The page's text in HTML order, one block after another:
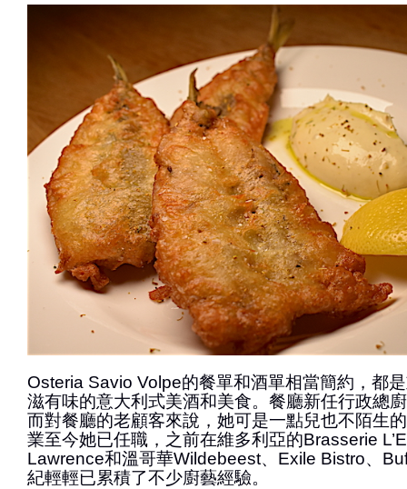
Osteria Savio Volpe的餐單和酒單相當簡約，都
滋有味的意大利式美酒和美食。餐廳新任行政總
而對餐廳的老顧客來說，她可是一點兒也不陌生
業至今她已任職，之前在維多利亞的Brasserie
Lawrence和溫哥華Wildebeest、Exile Bistro、
紀輕輕已累積了不少廚藝經驗。